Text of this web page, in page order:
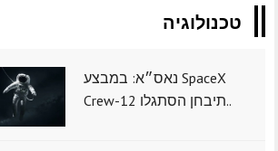
טכנולוגיה
נאס״א: במבצע SpaceX
Crew-12 תיבחן הסתגלו..